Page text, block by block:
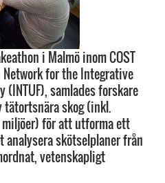
i Malmö inom COST
for the Integrative
(INTUF), samlades forskare
tätortsnära skog (inkl.
för att utforma ett
analysera skötselplaner från
vetenskapligt